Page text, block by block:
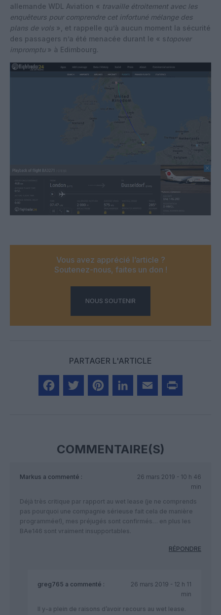
allemande WDL Aviation « travaille étroitement avec les
enquêteurs pour comprendre cet infortuné mélange des
plans de vols », et rappelle qu’à aucun moment la sécurité
des passagers n’a été menacée durant le « stopover
impromptu» à Edimbourg.
Vous avez apprécié l’article ?
Soutenez-nous, faites un don !
NOUS SOUTENIR
PARTAGER L'ARTICLE
COMMENTAIRE(S)
Markus a commenté :
26 mars 2019 - 10 h 46
min
Déjà très critique par rapport au wet lease (je ne comprends
pas pourquoi une compagnie sérieuse fait cela de manière
programmée!), mes préjugés sont confirmés… en plus les
BAe146 sont vraiment insupportables.
RÉPONDRE
greg765 a commenté :
26 mars 2019 - 12 h 11
min
Il y-a plein de raisons d’avoir recours au wet lease.